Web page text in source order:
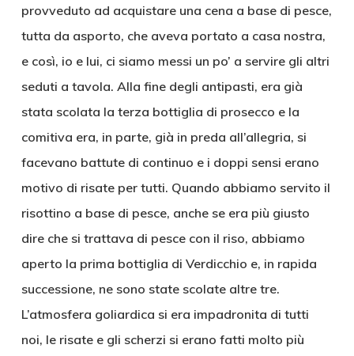
provveduto ad acquistare una cena a base di pesce,
tutta da asporto, che aveva portato a casa nostra,
e così, io e lui, ci siamo messi un po’ a servire gli altri
seduti a tavola. Alla fine degli antipasti, era già
stata scolata la terza bottiglia di prosecco e la
comitiva era, in parte, già in preda all’allegria, si
facevano battute di continuo e i doppi sensi erano
motivo di risate per tutti. Quando abbiamo servito il
risottino a base di pesce, anche se era più giusto
dire che si trattava di pesce con il riso, abbiamo
aperto la prima bottiglia di Verdicchio e, in rapida
successione, ne sono state scolate altre tre.
L’atmosfera goliardica si era impadronita di tutti
noi, le risate e gli scherzi si erano fatti molto più